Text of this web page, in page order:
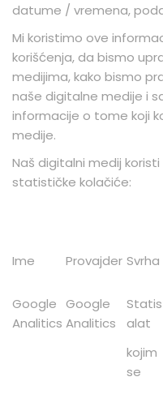
datume / vremena,
Mi koristimo ove
korišćenja, da bismo
medijima, kako bismo
naše digitalne medije i
informacije o tome koji
medije.
Naš digitalni medij
statističke kolačiće:
Ime Provajder Svrha
Google
Analitics
Google
Analitics
alat
se